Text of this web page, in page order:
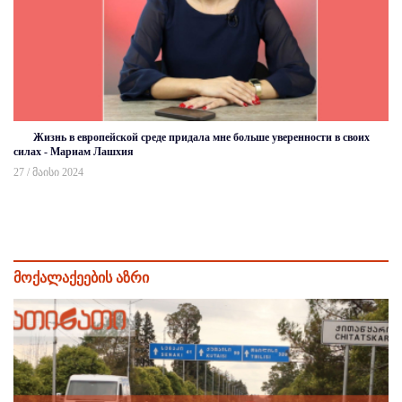
Жизнь в европейской среде придала мне больше уверенности в своих
силах - Мариам Лашхия
27 / მაისი 2024
მოქალაქეების აზრი